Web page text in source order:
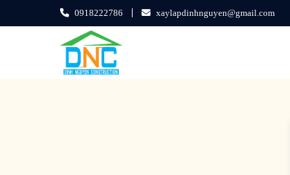
0918222786 xaylapdinhnguyen@gmail.com